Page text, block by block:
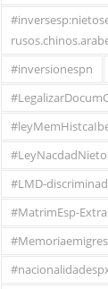
#inversionespn
#LMD-
#MatrimEsp-